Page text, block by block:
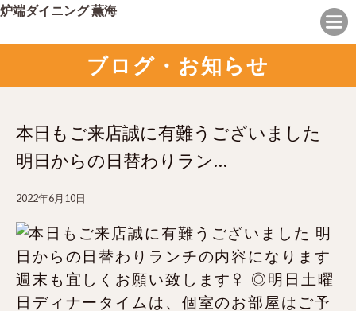
炉端ダイニング 薫海
ブログ・お知らせ
本日もご来店誠に有難うございました️
明日からの日替わりラン…
2022年6月10日